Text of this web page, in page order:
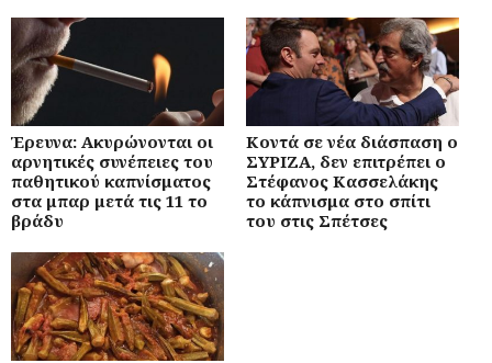
Έρευνα: Ακυρώνονται οι
αρνητικές συνέπειες του
παθητικού καπνίσματος
στα μπαρ μετά τις 11 το
βράδυ
Κοντά σε νέα διάσπαση ο
ΣΥΡΙΖΑ, δεν επιτρέπει ο
Στέφανος Κασσελάκης
το κάπνισμα στο σπίτι
του στις Σπέτσες